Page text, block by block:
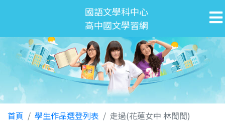
國語文學科中心
高中國文學習網
首頁 學生作品選登列表 走過(花蓮女中 林誾誾)